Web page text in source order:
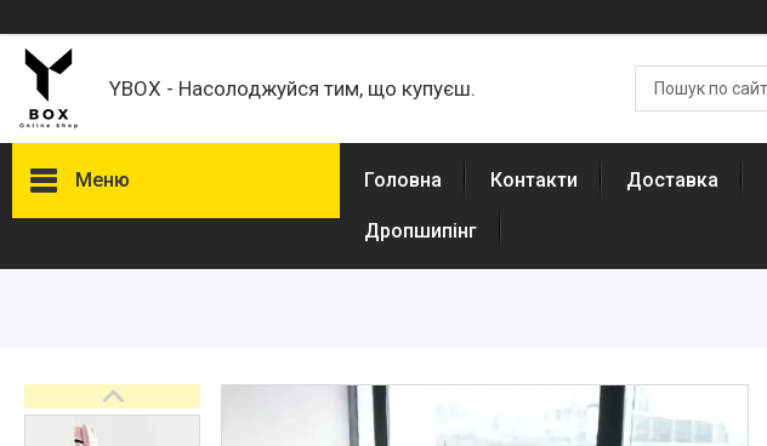
YBOX - Насолоджуйся тим, що купуєш.
Меню
Спорт і туризм
Авто товары
Головна Контакти Доставка
Дропшипінг